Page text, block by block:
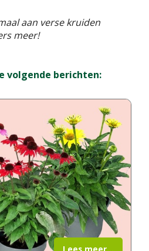
aan verse kruiden
meer!
volgende berichten: